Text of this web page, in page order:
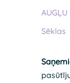
AUGĻU
Sēklas